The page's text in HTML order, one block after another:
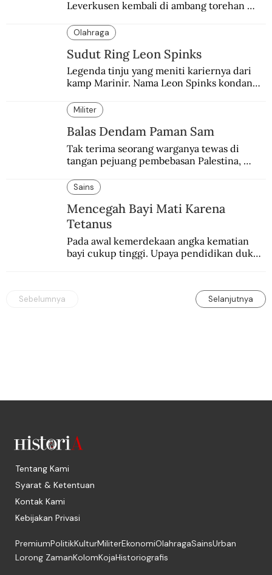
Leverkusen kembali di ambang torehan
“Neverkusen”.
Olahraga
Sudut Ring Leon Spinks
Legenda tinju yang meniti kariernya dari
kamp Marinir. Nama Leon Spinks kondang
Muhammad Ali.
Militer
Balas Dendam Paman Sam
Tak terima seorang warganya tewas di
tangan pejuang pembebasan Palestina,
pembalasan.
Sains
Mencegah Bayi Mati Karena
Tetanus
Pada awal kemerdekaan angka kematian
bayi cukup tinggi. Upaya pendidikan dukun
Sebelumnya Selanjutnya
Tentang Kami
Syarat & Ketentuan
Kontak Kami
Kebijakan Privasi
PremiumPolitikKulturMiliterEkonomiOlahragaSainsUrban
Lorong ZamanKolomKojaHistoriografis